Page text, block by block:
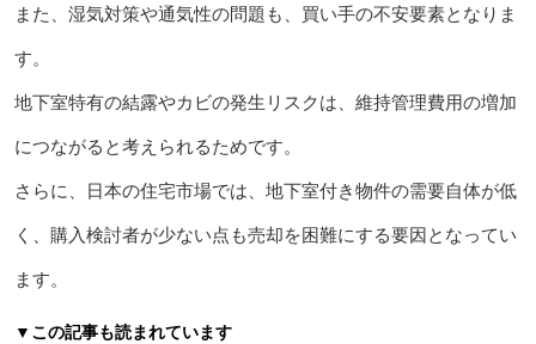
また、湿気対策や通気性の問題も、買い手の不安要素となりま
す。
地下室特有の結露やカビの発生リスクは、維持管理費用の増加
につながると考えられるためです。
さらに、日本の住宅市場では、地下室付き物件の需要自体が低
く、購入検討者が少ない点も売却を困難にする要因となってい
ます。
▼この記事も読まれています